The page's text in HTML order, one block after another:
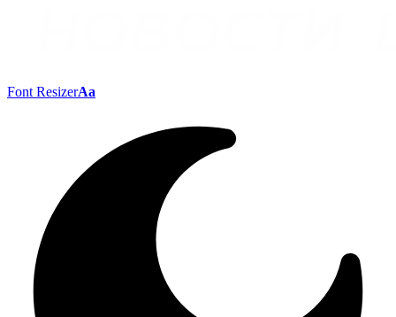
Font ResizerAa